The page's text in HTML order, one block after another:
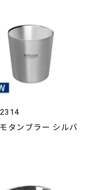
タンブラー シルバ